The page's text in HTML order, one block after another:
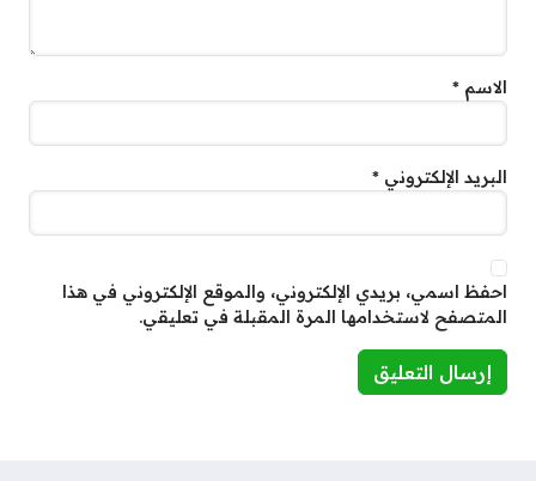
الاسم *
البريد الإلكتروني *
احفظ اسمي، بريدي الإلكتروني، والموقع الإلكتروني في هذا
المتصفح لاستخدامها المرة المقبلة في تعليقي.